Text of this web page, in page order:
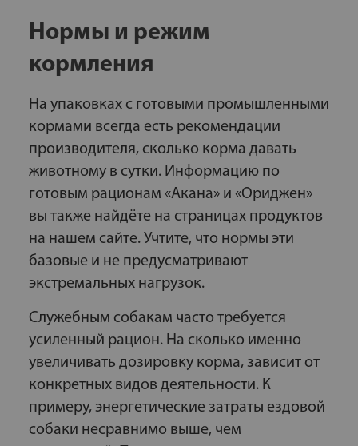
Нормы и режим
кормления
На упаковках с готовыми промышленными
кормами всегда есть рекомендации
производителя, сколько корма давать
животному в сутки. Информацию по
готовым рационам «Акана» и «Ориджен»
вы также найдёте на страницах продуктов
на нашем сайте. Учтите, что нормы эти
базовые и не предусматривают
экстремальных нагрузок.
Служебным собакам часто требуется
усиленный рацион. На сколько именно
увеличивать дозировку корма, зависит от
конкретных видов деятельности. К
примеру, энергетические затраты ездовой
собаки несравнимо выше, чем